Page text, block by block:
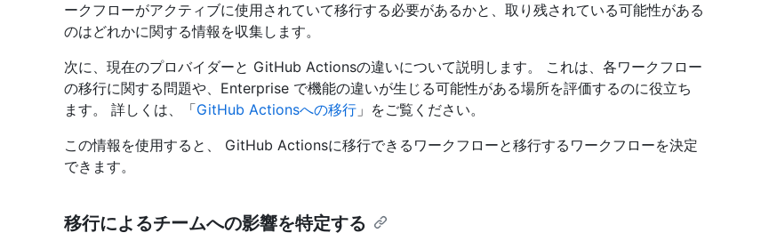
ークフローがアクティブに使用されていて移行する必要があるかと、取り残されている可能性がある
のはどれかに関する情報を収集します。
次に、現在のプロバイダーと GitHub Actionsの違いについて説明します。 これは、各ワークフロー
の移行に関する問題や、Enterprise で機能の違いが生じる可能性がある場所を評価するのに役立ち
ます。 詳しくは、「GitHub Actionsへの移行 」をご覧ください。
この情報を使用すると、 GitHub Actionsに移行できるワークフローと移行するワークフローを決定
できます。
移行によるチームへの影響を特定する